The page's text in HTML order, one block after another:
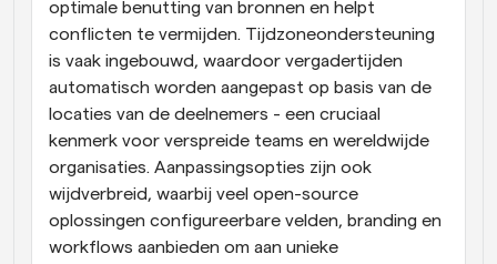
optimale benutting van bronnen en helpt
conflicten te vermijden. Tijdzoneondersteuning
is vaak ingebouwd, waardoor vergadertijden
automatisch worden aangepast op basis van de
locaties van de deelnemers - een cruciaal
kenmerk voor verspreide teams en wereldwijde
organisaties. Aanpassingsopties zijn ook
wijdverbreid, waarbij veel open-source
oplossingen configureerbare velden, branding en
workflows aanbieden om aan unieke